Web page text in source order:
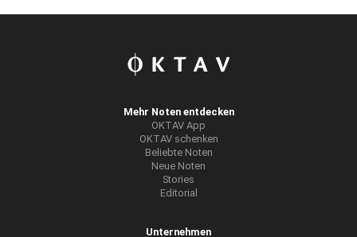
Mehr Noten entdecken
OKTAV App
OKTAV schenken
Beliebte Noten
Neue Noten
Stories
Editorial
Unternehmen